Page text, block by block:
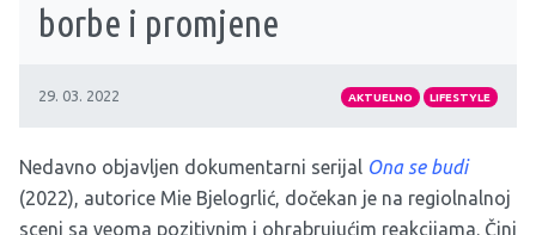
borbe i promjene
29. 03. 2022 AKTUELNO LIFESTYLE
Nedavno objavljen dokumentarni serijal Ona se budi
(2022), autorice Mie Bjelogrlić, dočekan je na regiolnalnoj
sceni sa veoma pozitivnim i ohrabrujućim reakcijama. Čini